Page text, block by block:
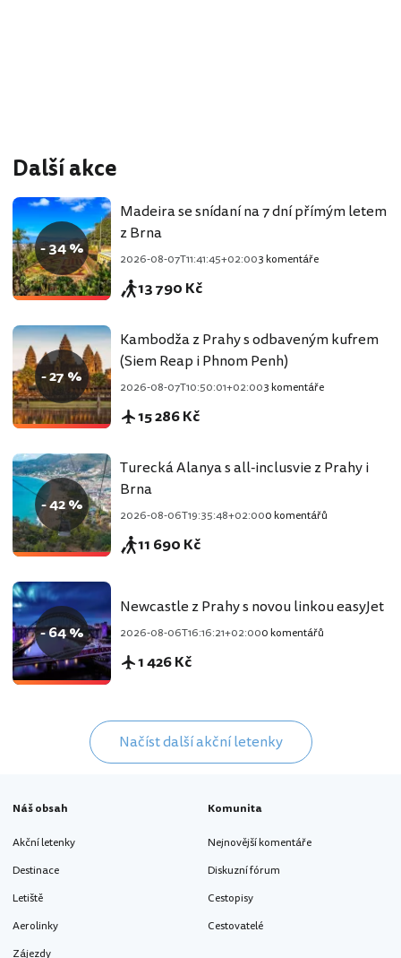
Další akce
- 34 %
Madeira se snídaní na 7 dní přímým letem
z Brna
2026-08-07T11:41:45+02:003 komentáře
13 790 Kč
- 27 %
Kambodža z Prahy s odbaveným kufrem
(Siem Reap i Phnom Penh)
2026-08-07T10:50:01+02:003 komentáře
15 286 Kč
- 42 %
Turecká Alanya s all-inclusvie z Prahy i
Brna
2026-08-06T19:35:48+02:000 komentářů
11 690 Kč
- 64 %
Newcastle z Prahy s novou linkou easyJet
2026-08-06T16:16:21+02:000 komentářů
1 426 Kč
Načíst další akční letenky
Náš obsah
Akční letenky
Destinace
Letiště
Aerolinky
Zájezdy
Komunita
Nejnovější komentáře
Diskuzní fórum
Cestopisy
Cestovatelé